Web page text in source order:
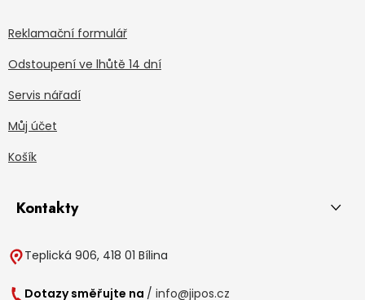
Reklamační formulář
Odstoupení ve lhůtě 14 dní
Servis nářadí
Můj účet
Košík
Kontakty
Teplická 906, 418 01 Bílina
Dotazy směřujte na / info@jipos.cz